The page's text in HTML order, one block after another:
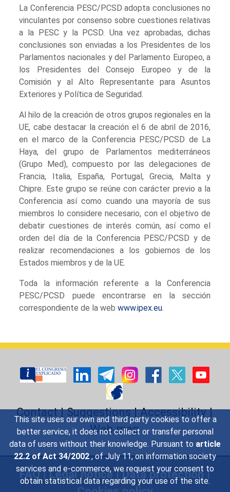
This site uses our own and third party cookies to offer a
better service, it does not collect or transfer personal
data of users without their knowledge. Pursuant to article
22.2 of Act 34/2002, of July 11, on information society
services and e-commerce, we request your consent to
obtain statistical data regarding your use of the site.
La Conferencia PESC/PCSD adopta conclusiones no
vinculantes por consenso sobre cuestiones relativas
a la PESC y la PCSD. Una vez aprobadas, dichas
conclusiones son enviadas a los Presidentes de los
Parlamentos nacionales y del Parlamento Europeo, a
los Presidentes del Consejo Europeo y de la
Comisión y al Alto Representante para Asuntos
Exteriores y Política de Seguridad.
Al hilo de la creación de otros grupos regionales en la
UE, cabe destacar la creación el 6 de abril de 2016,
en el marco de la Conferencia PESC/PCSD de La
Haya, del grupo de Parlamentos mediterráneos
(Grupo Med), compuesto por las delegaciones de
Francia, Italia, España, Portugal, Grecia, Malta y
Chipre. Este grupo se reúne con carácter previo a la
Conferencia así como cuando una mayoría de sus
miembros lo considere necesario, con el objetivo de
debatir cuestiones de interés común, así como el
orden del día de la Conferencia PESC/PCSD y de
realizar recomendaciones a los gobiernos de los
Estados miembros y de la UE.
Toda la información referente a la Conferencia
PESC/PCSD puede encontrarse en la sección
correspondiente de la webwww.ipex.eu
Contact|Suggestions|Accessibility|
Web map
FAQ|Legal notice|Data protection |